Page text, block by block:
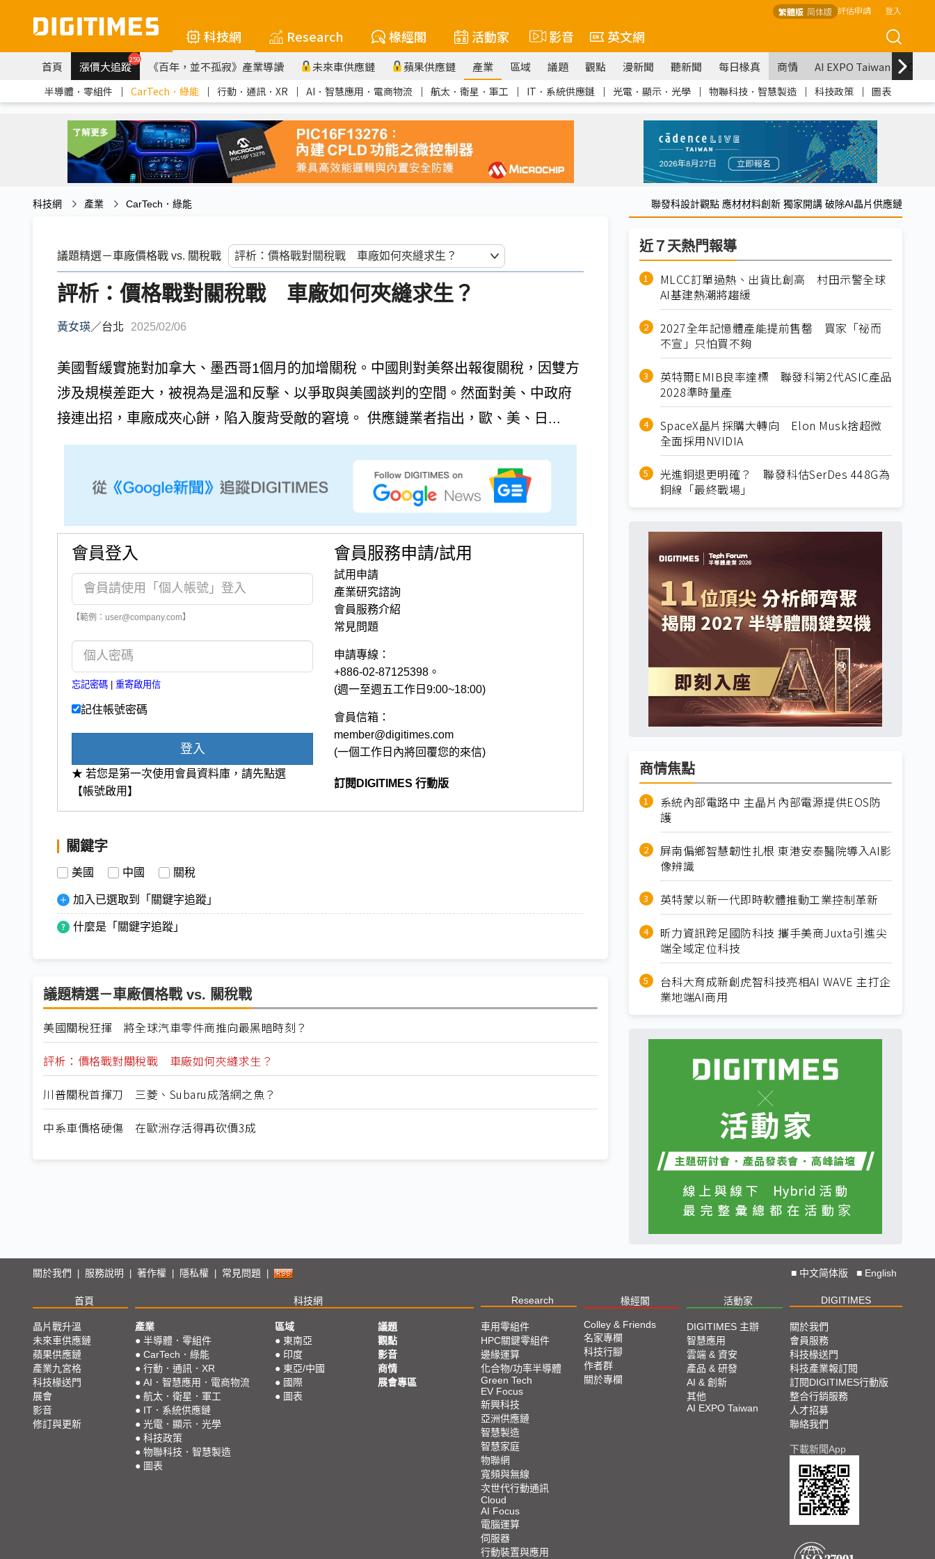
繁體版 简体版 評估申請 登入
科技網 Research 椽經閣 活動家 影音 英文網
首頁 漲價大追蹤259 《百年，並不孤寂》產業導讀 未來車供應鏈 蘋果供應鏈 產業 區域 議題 觀點 漫新聞 聽新聞 每日椽真 商情 AI EXPO Taiwan
半導體．零組件 ｜ CarTech．綠能 ｜ 行動．通訊．XR ｜ AI．智慧應用．電商物流 ｜ 航太．衛星．軍工 ｜ IT．系統供應鏈 ｜ 光電．顯示．光學 ｜ 物聯科技．智慧製造 ｜ 科技政策 ｜ 圖表
科技網 產業 CarTech．綠能 聯發科設計觀點 應材材料創新 獨家開講 破除AI晶片供應鏈
議題精選－車廠價格戰 vs. 關稅戰
評析：價格戰對關稅戰 車廠如何夾縫求生？
黃女瑛／台北 2025/02/06
美國暫緩實施對加拿大、墨西哥1個月的加增關稅。中國則對美祭出報復關稅，因雙方
涉及規模差距大，被視為是溫和反擊、以爭取與美國談判的空間。然面對美、中政府
接連出招，車廠成夾心餅，陷入腹背受敵的窘境。 供應鏈業者指出，歐、美、日...
會員登入
【範例：user@company.com】
忘記密碼 重寄啟用信
記住帳號密碼
登入
★ 若您是第一次使用會員資料庫，請先點選
【帳號啟用】
會員服務申請/試用
試用申請
產業研究諮詢
會員服務介紹
常見問題
申請專線：
+886-02-87125398。
(週一至週五工作日9:00~18:00)
會員信箱：
member@digitimes.com
(一個工作日內將回覆您的來信)
訂閱DIGITIMES 行動版
關鍵字
美國 中國 關稅
加入已選取到「關鍵字追蹤」
什麼是「關鍵字追蹤」
議題精選－車廠價格戰 vs. 關稅戰
美國關稅狂揮 將全球汽車零件商推向最黑暗時刻？
評析：價格戰對關稅戰 車廠如何夾縫求生？
川普關稅首揮刀 三菱、Subaru成落網之魚？
中系車價格硬傷 在歐洲存活得再砍價3成
近７天熱門報導
MLCC訂單過熱、出貨比創高 村田示警全球
AI基建熱潮將趨緩
2027全年記憶體產能提前售罄 買家「祕而
不宣」只怕買不夠
英特爾EMIB良率達標 聯發科第2代ASIC產品
2028準時量產
SpaceX晶片採購大轉向 Elon Musk捨超微
全面採用NVIDIA
光進銅退更明確？ 聯發科估SerDes 448G為
銅線「最終戰場」
商情焦點
系統內部電路中 主晶片內部電源提供EOS防
護
屏南偏鄉智慧韌性扎根 東港安泰醫院導入AI影
像辨識
英特蒙以新一代即時軟體推動工業控制革新
昕力資訊跨足國防科技 攜手美商Juxta引進尖
端全域定位科技
台科大育成新創虎智科技亮相AI WAVE 主打企
業地端AI商用
關於我們 服務說明 著作權 隱私權 常見問題 ■ 中文简体版 ■ English
首頁 科技網 Research 椽經閣 活動家 DIGITIMES
晶片戰升溫
未來車供應鏈
蘋果供應鏈
產業九宮格
科技椽送門
展會
影音
修訂與更新
產業
● 半導體．零組件
● CarTech．綠能
● 行動．通訊．XR
● AI．智慧應用．電商物流
● 航太．衛星．軍工
● IT．系統供應鏈
● 光電．顯示．光學
● 科技政策
● 物聯科技．智慧製造
● 圖表
區域
● 東南亞
● 印度
● 東亞/中國
● 國際
● 圖表
議題
觀點
影音
商情
展會專區
車用零組件
HPC關鍵零組件
邊緣運算
化合物/功率半導體
Green Tech
EV Focus
新興科技
亞洲供應鏈
智慧製造
智慧家庭
物聯網
寬頻與無線
次世代行動通訊
Cloud
AI Focus
電腦運算
伺服器
行動裝置與應用
Colley & Friends
名家專欄
科技行腳
作者群
關於專欄
DIGITIMES 主辦
智慧應用
雲端 & 資安
產品 & 研發
AI & 創新
其他
AI EXPO Taiwan
關於我們
會員服務
科技椽送門
科技產業報訂閱
訂閱DIGITIMES行動版
整合行銷服務
人才招募
聯絡我們
下載新聞App